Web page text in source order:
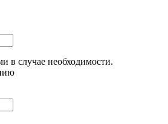
в случае необходимости.